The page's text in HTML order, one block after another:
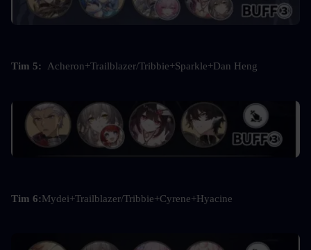
Tim 5: Acheron+Trailblazer/Tribbie+Sparkle+Dan Heng
Tim 6:Mydei+Trailblazer/Tribbie+Cyrene+Hyacine